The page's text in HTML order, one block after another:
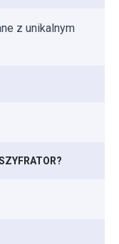
z unikalnym